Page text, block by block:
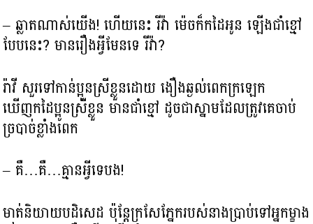
– ឆ្លាតណាស់យើង! ហើយនេះ រីវ៉ា ម៉េចក៏កដៃអូន ឡើងជាំខ្មៅ
បែបនេះ? មានរឿងអ្វីមែនទេ រីវ៉ា?
រ៉ាវី សួរទៅកាន់ប្អូនស្រីខ្លួនដោយ ងឿងឆ្ងល់ពេកក្រឡេក
ឃើញកដៃប្អូនស្រីខ្លួន មានជាំខ្មៅ ដូចជាស្នាមដែលត្រូវគេចាប់
ច្របាច់ខ្លាំងពេក
– គឺ…គឺ…គ្មានអី្វទេបង!
មាត់និយាយបដិសេដ ប៉ុន្ដែក្រសែភ្នែករបស់នាងប្រាប់ទៅអ្នកម្ខាង